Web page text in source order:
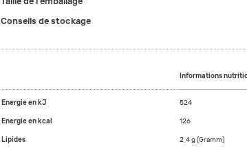
Conseils de stockage
Informations
Energie en kJ 524
Energie en kcal 126
Lipides 2,4 g (Gramm)